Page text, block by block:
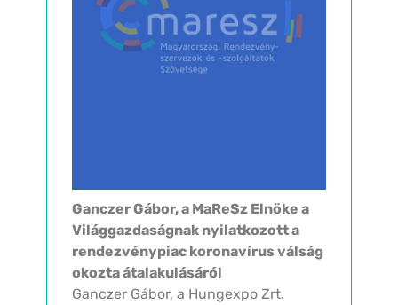
Ganczer Gábor, a MaReSz Elnöke a
Világgazdaságnak nyilatkozott a
rendezvénypiac koronavírus válság
okozta átalakulásáról
Ganczer Gábor, a Hungexpo Zrt.